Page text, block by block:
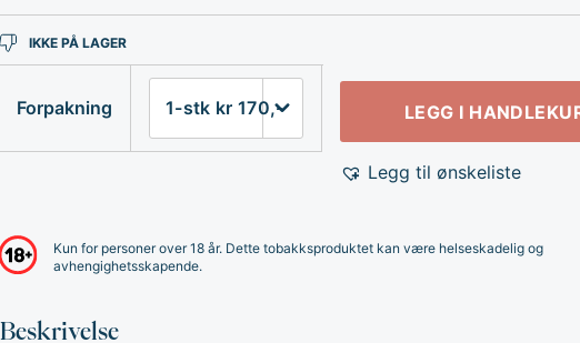
IKKE PÅ LAGER
Forpakning LEGG I
Legg til ønskeliste
Kun for personer over 18 år. Dette tobakksproduktet kan være helseskadelig og
avhengighetsskapende.
Beskrivelse